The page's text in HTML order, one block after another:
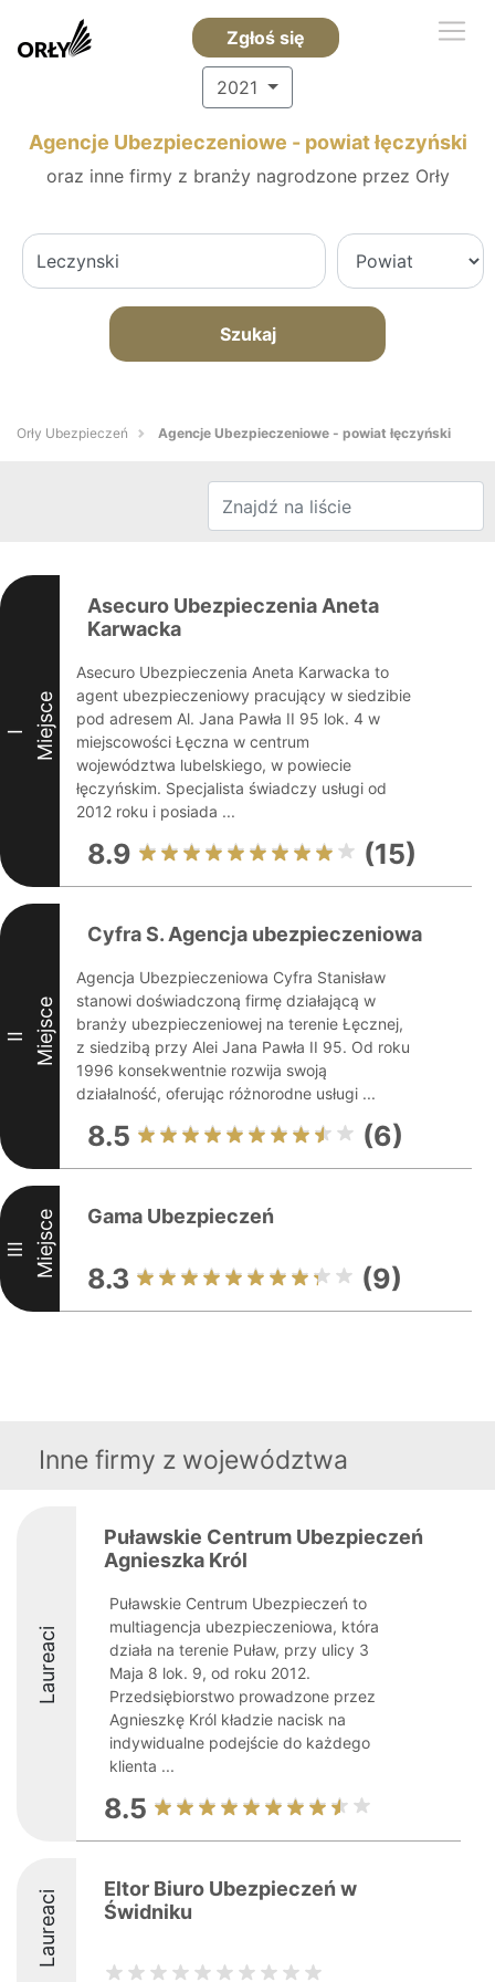
Zgłoś się
2021
Agencje Ubezpieczeniowe - powiat łęczyński
oraz inne firmy z branży nagrodzone przez Orły
Szukaj
Orły Ubezpieczeń Agencje Ubezpieczeniowe - powiat łęczyński
I Miejsce
Asecuro Ubezpieczenia Aneta
Karwacka
Asecuro Ubezpieczenia Aneta Karwacka to
agent ubezpieczeniowy pracujący w siedzibie
pod adresem Al. Jana Pawła II 95 lok. 4 w
miejscowości Łęczna w centrum
województwa lubelskiego, w powiecie
łęczyńskim. Specjalista świadczy usługi od
2012 roku i posiada ...
8.9 (15)
II Miejsce
Cyfra S. Agencja ubezpieczeniowa
Agencja Ubezpieczeniowa Cyfra Stanisław
stanowi doświadczoną firmę działającą w
branży ubezpieczeniowej na terenie Łęcznej,
z siedzibą przy Alei Jana Pawła II 95. Od roku
1996 konsekwentnie rozwija swoją
działalność, oferując różnorodne usługi ...
8.5 (6)
III Miejsce Gama Ubezpieczeń
8.3 (9)
Inne firmy z województwa
Laureaci
Puławskie Centrum Ubezpieczeń
Agnieszka Król
Puławskie Centrum Ubezpieczeń to
multiagencja ubezpieczeniowa, która
działa na terenie Puław, przy ulicy 3
Maja 8 lok. 9, od roku 2012.
Przedsiębiorstwo prowadzone przez
Agnieszkę Król kładzie nacisk na
indywidualne podejście do każdego
klienta ...
8.5
Laureaci
Eltor Biuro Ubezpieczeń w
Świdniku